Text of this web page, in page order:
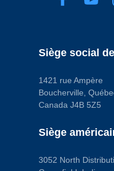
Carter attaché
remplissage
système de
carburant
Couleur
d’indication de
Siège social
1421 rue Ampère
Boucherville,
Canada J4B 5Z5
Siège
3052 North